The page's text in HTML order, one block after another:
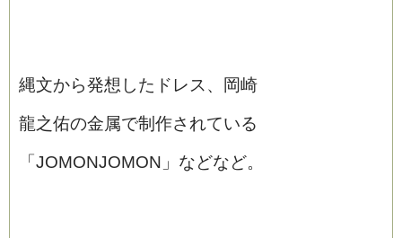
縄文から発想したドレス、岡崎
龍之佑の金属で制作されている
「JOMONJOMON」などなど。